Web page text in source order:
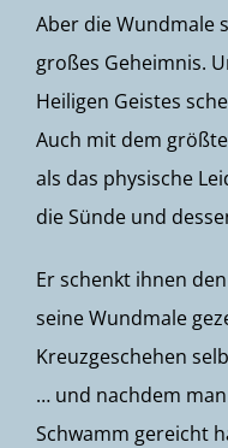
Aber die Wundmale
großes Geheimnis.
Heiligen Geistes
Auch mit dem
als das physische
die Sünde und
Er schenkt ihnen
seine Wundmale
Kreuzgeschehen
… und nachdem
Schwamm gereicht